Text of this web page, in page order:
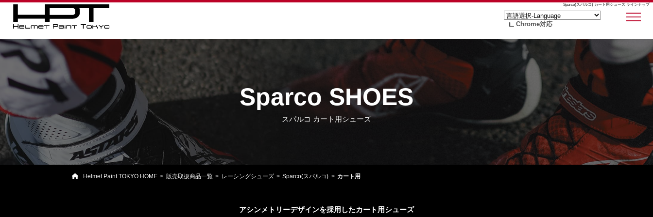
Sparco(スパルコ) カート用シューズ ラインナップ
Chrome対応
Sparco SHOES
スパルコ カート用シューズ
Helmet Paint TOKYO HOME 販売取扱商品一覧 レーシングシューズ Sparco(スパルコ) カート用
アシンメトリーデザインを採用したカート用シューズ